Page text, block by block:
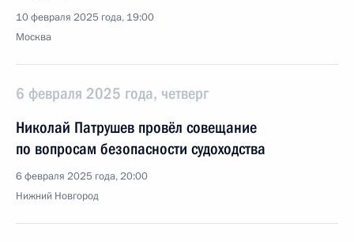
10 февраля 2025 года, 19:00
Москва
6 февраля 2025 года, четверг
Николай Патрушев провёл совещание
по вопросам безопасности судоходства
6 февраля 2025 года, 20:00
Нижний Новгород